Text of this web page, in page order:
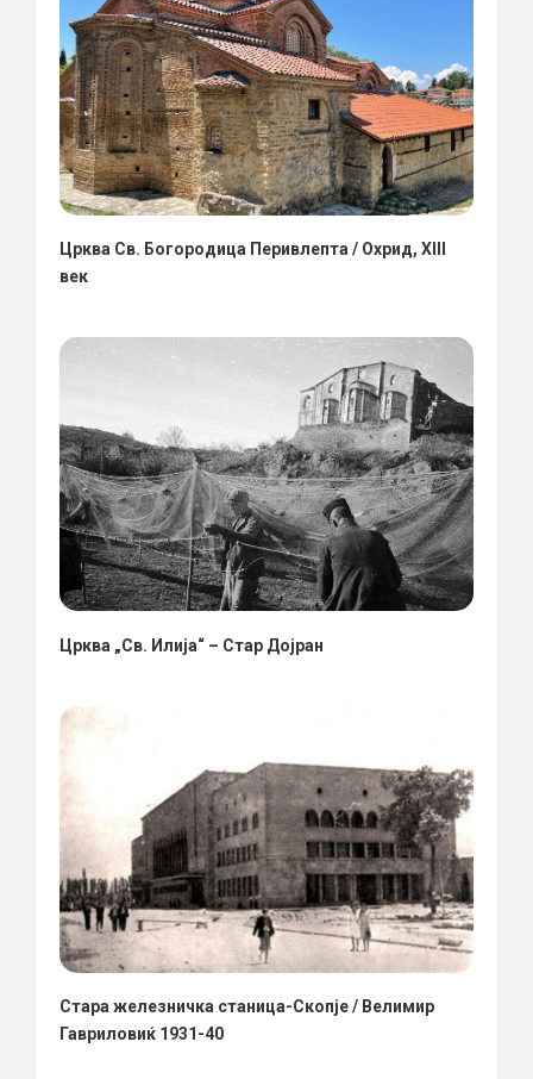
Црква Св. Богородица Перивлепта / Охрид, XIII
век
Црква „Св. Илија“ – Стар Дојран
Стара железничка станица-Скопје / Велимир
Гавриловиќ 1931-40